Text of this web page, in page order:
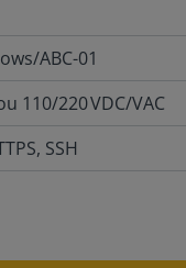
ABC-01
110/220 VDC/VAC
SSH